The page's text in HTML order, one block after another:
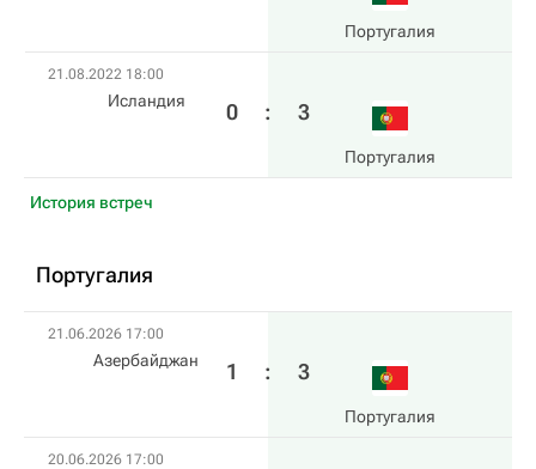
Португалия
21.08.2022 18:00
Исландия 0 : 3
Португалия
История встреч
Португалия
21.06.2026 17:00
Азербайджан 1 : 3
Португалия
20.06.2026 17:00